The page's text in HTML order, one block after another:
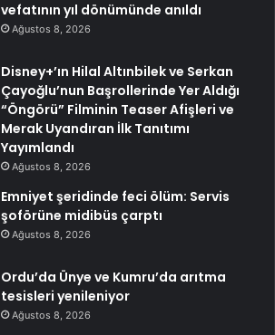
vefatının yıl dönümünde anıldı
Ağustos 8, 2026
Disney+’ın Hilal Altınbilek ve Serkan
Çayoğlu’nun Başrollerinde Yer Aldığı
“Öngörü” Filminin Teaser Afişleri ve
Merak Uyandıran İlk Tanıtımı
Yayımlandı
Ağustos 8, 2026
Emniyet şeridinde feci ölüm: Servis
şoförüne midibüs çarptı
Ağustos 8, 2026
Ordu’da Ünye ve Kumru’da arıtma
tesisleri yenileniyor
Ağustos 8, 2026